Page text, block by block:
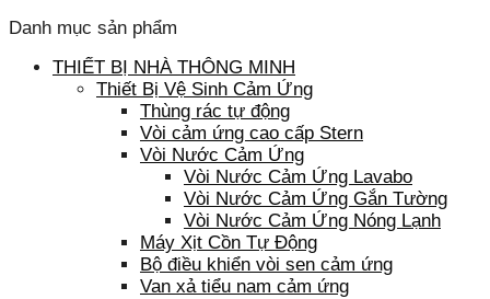
Danh mục sản phẩm
THIẾT BỊ NHÀ THÔNG MINH
Thiết Bị Vệ Sinh Cảm Ứng
Thùng rác tự động
Vòi cảm ứng cao cấp Stern
Vòi Nước Cảm Ứng
Vòi Nước Cảm Ứng Lavabo
Vòi Nước Cảm Ứng Gắn Tường
Vòi Nước Cảm Ứng Nóng Lạnh
Máy Xịt Cồn Tự Động
Bộ điều khiển vòi sen cảm ứng
Van xả tiểu nam cảm ứng